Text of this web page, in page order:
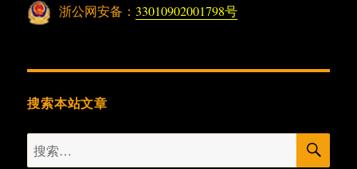
浙公网安备：33010902001798号
搜索本站文章
搜
索：
搜